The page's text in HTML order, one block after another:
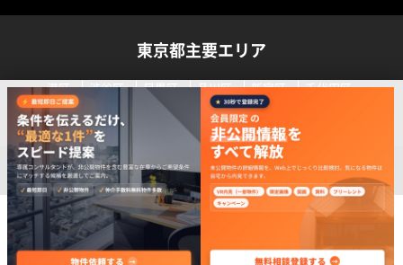
リストに追加
最大10件 詳細情報・内覧希望はこちら
東京都主要エリア
港区 渋谷区 目黒区 品川区 新宿区
千代田区
世田谷区 中野区
Copyright (C) Tokyo Work Place 2019 All Rights Reserved.